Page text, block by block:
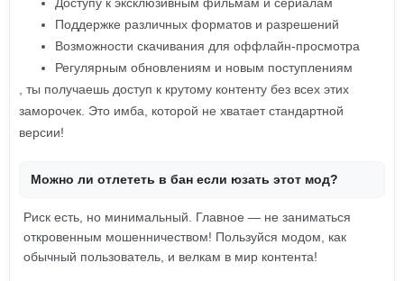
Поддержке различных форматов и разрешений
Возможности скачивания для оффлайн-просмотра
Регулярным обновлениям и новым поступлениям
, ты получаешь доступ к крутому контенту без всех этих
заморочек. Это имба, которой не хватает стандартной
версии!
Можно ли отлететь в бан если юзать этот мод?
Риск есть, но минимальный. Главное — не заниматься
откровенным мошенничеством! Пользуйся модом, как
обычный пользователь, и велкам в мир контента!